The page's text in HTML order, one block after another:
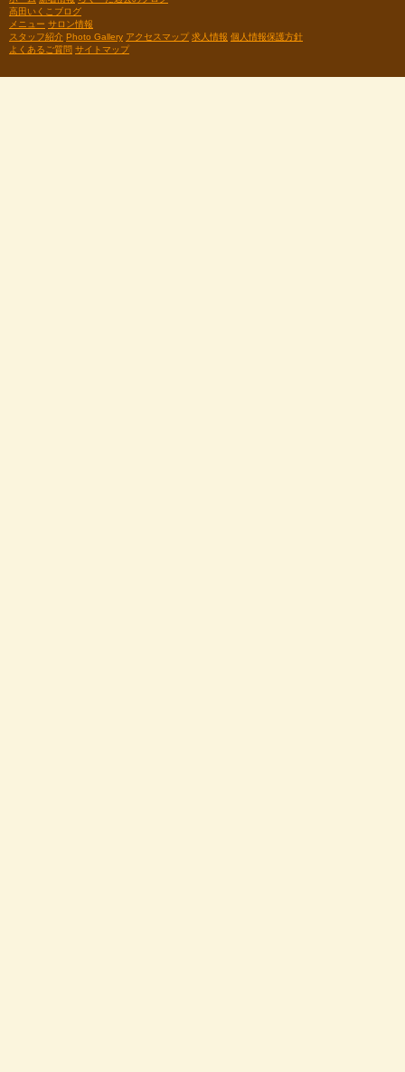
高田いくこブログ
メニュー サロン情報
スタッフ紹介 Photo Gallery アクセスマップ 求人情報 個人情報保護方針
よくあるご質問 サイトマップ